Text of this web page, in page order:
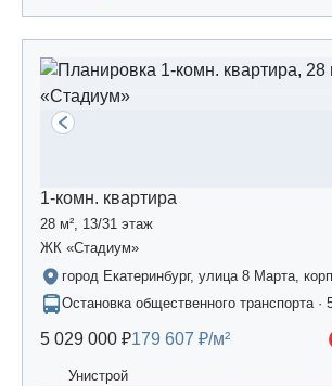
1-комн. квартира
28 м², 13/31 этаж
ЖК «Стадиум»
город Екатеринбург, улица 8 Марта,
Остановка общественного транспорта
5 029 000 ₽179 607 ₽/м²
Унистрой